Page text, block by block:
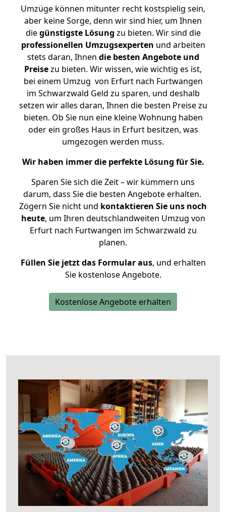
Umzüge können mitunter recht kostspielig sein,
aber keine Sorge, denn wir sind hier, um Ihnen
diegünstigste Lösung zu bieten. Wir sind die
professionellen Umzugsexperten und arbeiten
stets daran, Ihnen die besten Angebote und
Preisezu bieten. Wir wissen, wie wichtig es ist,
bei einem Umzug von Erfurt nach Furtwangen
im Schwarzwald Geld zu sparen, und deshalb
setzen wir alles daran, Ihnen die besten Preise zu
bieten. Ob Sie nun eine kleine Wohnung haben
oder ein großes Haus in Erfurt besitzen, was
umgezogen werden muss.
Wir haben immer die perfekte Lösung für Sie.
Sparen Sie sich die Zeit – wir kümmern uns
darum, dass Sie die besten Angebote erhalten.
Zögern Sie nicht und kontaktieren Sie uns noch
heute, um Ihren deutschlandweiten Umzug von
Erfurt nach Furtwangen im Schwarzwald zu
planen.
Füllen Sie jetzt das Formular aus, und erhalten
Sie kostenlose Angebote.
Kostenlose Angebote erhalten